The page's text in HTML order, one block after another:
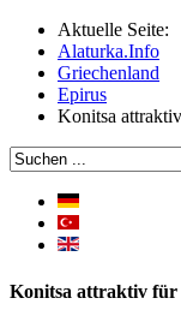
Aktuelle Seite:
Alaturka.Info
Griechenland
Epirus
Konitsa
Konitsa attraktiv für